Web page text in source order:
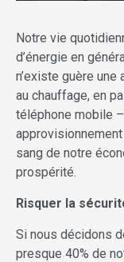
Notre vie
d’énergie en
n’existe guère
au chauffage, en
téléphone mobile
sang de notre
prospérité.
Risquer la
Si nous décidons
presque 40% de